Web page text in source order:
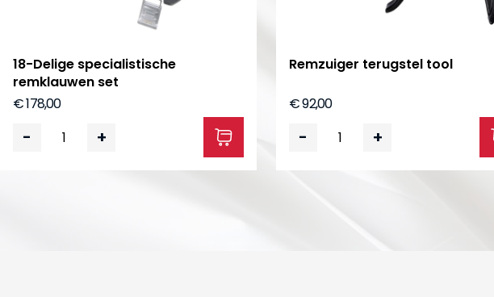
18-Delige specialistische
remklauwen set
€ 178,00
- +
Remzuiger terugstel tool
€ 92,00
- +